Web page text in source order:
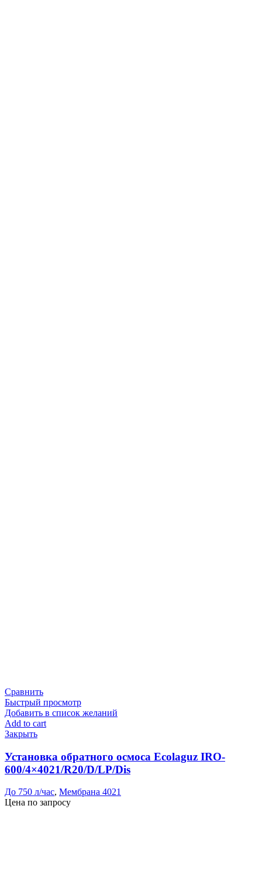
Сравнить
Быстрый просмотр
Добавить в список желаний
Add to cart
Закрыть
Установка обратного осмоса Ecolaguz IRO-
600/4×4021/R20/D/LP/Dis
До 750 л/час, Мембрана 4021
Цена по запросу